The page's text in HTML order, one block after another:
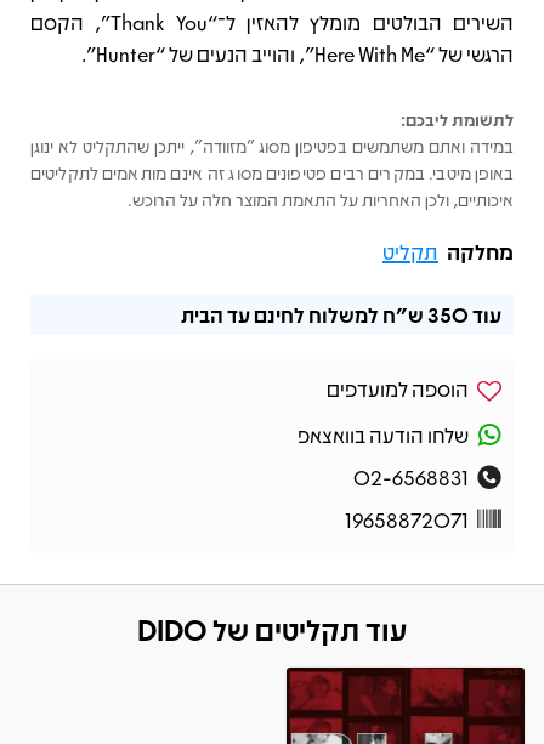
השירים הבולטים מומלץ להאזין ל־“Thank You”, הקסם
הרגשי של “Here With Me”, והוייב הנעים של “Hunter”.
לתשומת ליבכם:
במידה ואתם משתמשים בפטיפון מסוג "מזוודה", ייתכן שהתקליט לא ינוגן
באופן מיטבי. במקרים רבים פטיפונים מסוג זה אינם מותאמים לתקליטים
איכותיים, ולכן האחריות על התאמת המוצר חלה על הרוכש.
מחלקה תקליט
עוד350 ש"ח למשלוח לחינם עד הבית
הוספה למועדפים
שלחו הודעה בוואצאפ
02-6568831
19658872071
עוד תקליטים של DIDO